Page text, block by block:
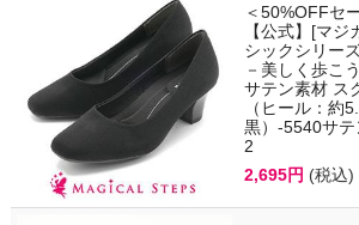
＜50%OFFセ
【公式】[マ
シックシリー
－美しく歩こ
サテン素材 ス
（ヒール：約
黒）-5540サテ
2
2,695円 (税込)